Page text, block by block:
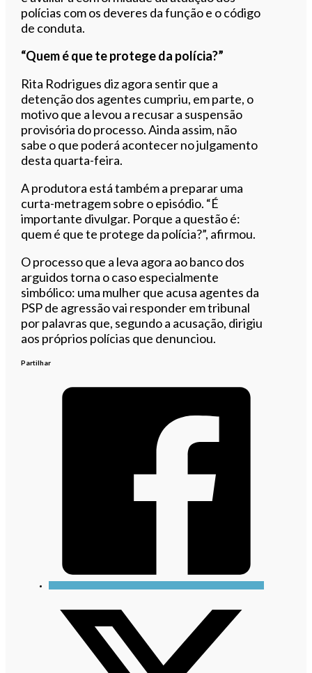
polícias com os deveres da função e o código
de conduta.
“Quem é que te protege da polícia?”
Rita Rodrigues diz agora sentir que a
detenção dos agentes cumpriu, em parte, o
motivo que a levou a recusar a suspensão
provisória do processo. Ainda assim, não
sabe o que poderá acontecer no julgamento
desta quarta-feira.
A produtora está também a preparar uma
curta-metragem sobre o episódio. “É
importante divulgar. Porque a questão é:
quem é que te protege da polícia?”, afirmou.
O processo que a leva agora ao banco dos
arguidos torna o caso especialmente
simbólico: uma mulher que acusa agentes da
PSP de agressão vai responder em tribunal
por palavras que, segundo a acusação, dirigiu
aos próprios polícias que denunciou.
Partilhar